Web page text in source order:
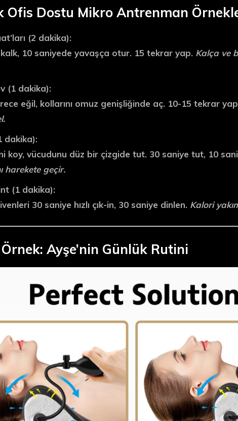
Ofis Dostu Mikro Antrenman
(2 dakika):
10 saniyede yavaşça otur. 15 tekrar yap. Kalça ve
(1 dakika):
eğil, kollarını omuz genişliğinde aç. 10-15 tekrar
dakika):
koy, vücudunu düz bir çizgide tut. 30 saniye tut, 10
harekete geçir.
(1 dakika):
30 saniye hızlı çık-in, 30 saniye dinlen. Kalori
Ayşe’nin Günlük Rutini